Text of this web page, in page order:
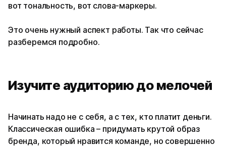
вот тональность, вот слова-маркеры.
Это очень нужный аспект работы. Так что сейчас
разберемся подробно.
Изучите аудиторию до мелочей
Начинать надо не с себя, а с тех, кто платит деньги.
Классическая ошибка – придумать крутой образ
бренда, который нравится команде, но совершенно